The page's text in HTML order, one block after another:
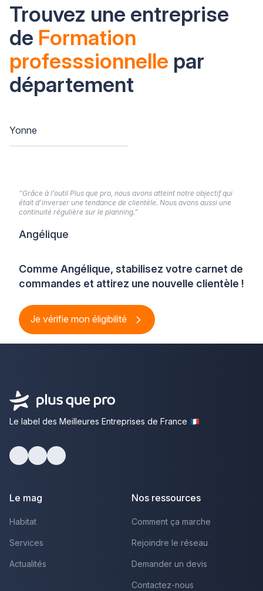
Trouvez une entreprise
de Formation
professsionnelle par
département
Yonne
Comme Angélique, stabilisez votre carnet de
commandes et attirez une nouvelle clientèle !
Je vérifie mon éligibilité
“Grâce à l’outil Plus que pro, nous avons atteint notre objectif qui
était d’inverser une tendance de clientèle. Nous avons aussi une
continuité régulière sur le planning.”
Angélique
Le label des Meilleures Entreprises de France
Le mag
Habitat
Services
Actualités
Nos ressources
Comment ça marche
Rejoindre le réseau
Demander un devis
Contactez-nous